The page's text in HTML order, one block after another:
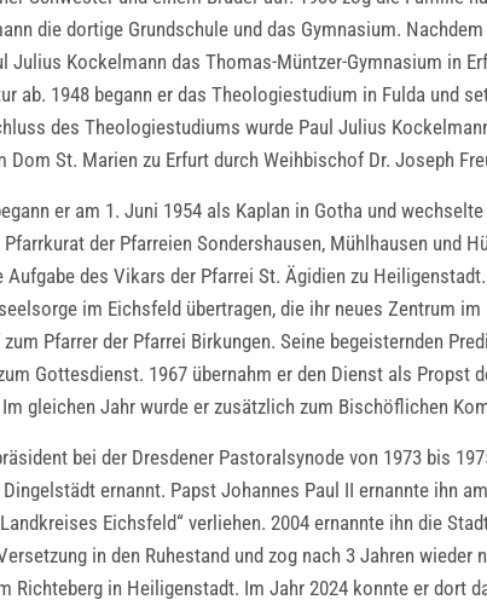
die dortige Grundschule und das Gymnasium.
Julius Kockelmann das Thomas-Müntzer-Gymnasium in
ab. 1948 begann er das Theologiestudium in Fulda und
des Theologiestudiums wurde Paul Julius
Dom St. Marien zu Erfurt durch Weihbischof Dr. Joseph
er am 1. Juni 1954 als Kaplan in Gotha und
der Pfarreien Sondershausen, Mühlhausen und
Aufgabe des Vikars der Pfarrei St. Ägidien zu
im Eichsfeld übertragen, die ihr neues Zentrum im
Pfarrer der Pfarrei Birkungen. Seine begeisternden
Gottesdienst. 1967 übernahm er den Dienst als
gleichen Jahr wurde er zusätzlich zum Bischöflichen
bei der Dresdener Pastoralsynode von 1973 bis
ernannt. Papst Johannes Paul II ernannte ihn
Eichsfeld“ verliehen. 2004 ernannte ihn die
in den Ruhestand und zog nach 3 Jahren
Richteberg in Heiligenstadt. Im Jahr 2024 konnte er dort